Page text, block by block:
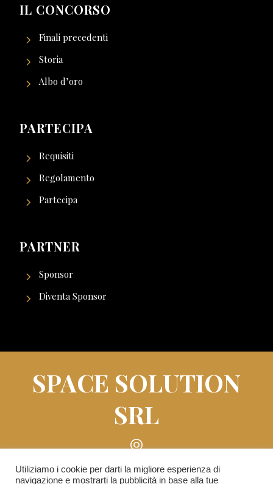
IL CONCORSO
Finali precedenti
Storia
Albo d’oro
PARTECIPA
Requisiti
Regolamento
Partecipa
PARTNER
Sponsor
Diventa Sponsor
Utiliziamo i cookie per darti la migliore esperienza di
navigazione e mostrarti la pubblicità in base alla tue
SPACE SOLUTION
SRL
Piazza Roberto Lepetit n° 8/10 - 20121 Milano